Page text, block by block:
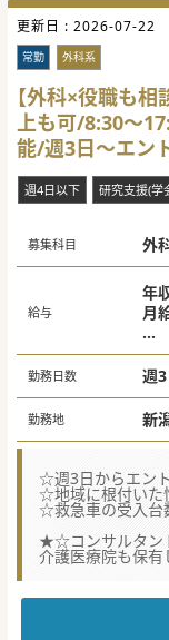
更新日 : 2026-07-22
常勤 外科系
【外科×役職も
上も可/8:30～
能/週3日～エン
週4日以下 研究支援(学
募集科目 外
給与
年
月
≪
週
勤務日数 週
勤務地
☆週3日からエン
☆地域に根付いた
☆救急車の受入台
★☆コンサルタン
介護医療院も保有
高齢化が加速する
る。
ご興味を持って